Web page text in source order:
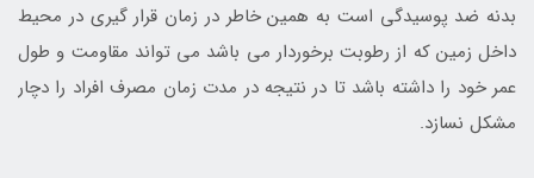
بدنه ضد پوسیدگی است به همین خاطر در زمان قرار گیری در محیط
داخل زمین که از رطوبت برخوردار می باشد می تواند مقاومت و طول
عمر خود را داشته باشد تا در نتیجه در مدت زمان مصرف افراد را دچار
مشکل نسازد.